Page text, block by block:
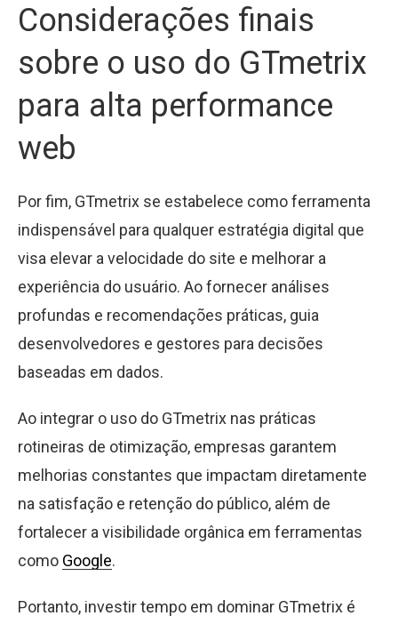
Considerações finais
sobre o uso do GTmetrix
para alta performance
web
Por fim, GTmetrix se estabelece como ferramenta
indispensável para qualquer estratégia digital que
visa elevar a velocidade do site e melhorar a
experiência do usuário. Ao fornecer análises
profundas e recomendações práticas, guia
desenvolvedores e gestores para decisões
baseadas em dados.
Ao integrar o uso do GTmetrix nas práticas
rotineiras de otimização, empresas garantem
melhorias constantes que impactam diretamente
na satisfação e retenção do público, além de
fortalecer a visibilidade orgânica em ferramentas
como Google.
Portanto, investir tempo em dominar GTmetrix é